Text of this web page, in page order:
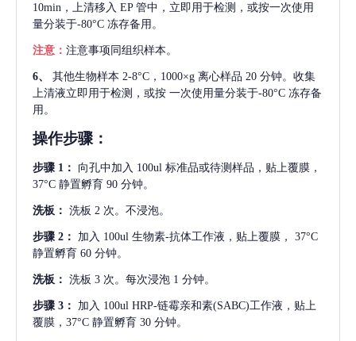
10min，上清移入 EP 管中，立即用于检测，或按一次使用
量分装于-80°C 冻存备用。
注意： 注意事项同组织样本。
6、 其他生物样本 2-8°C，1000×g 离心样品 20 分钟。收集
上清液立即用于检测，或按 一次使用量分装于-80°C 冻存备
用。
操作步骤：
步骤 1： 向孔中加入 100ul 标准品或待测样品，贴上覆膜，
37°C 静置孵育 90 分钟。
洗板： 洗板 2 次。不浸泡。
步骤 2： 加入 100ul 生物素-抗体工作液，贴上覆膜， 37°C
静置孵育 60 分钟。
洗板： 洗板 3 次。每次浸泡 1 分钟。
步骤 3： 加入 100ul HRP-链霉亲和素(SABC)工作液，贴上
覆膜，37°C 静置孵育 30 分钟。